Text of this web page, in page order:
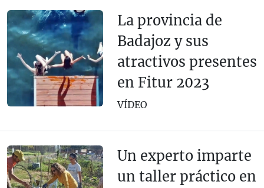
La provincia de
Badajoz y sus
atractivos presentes
en Fitur 2023
VÍDEO
Un experto imparte
un taller práctico en